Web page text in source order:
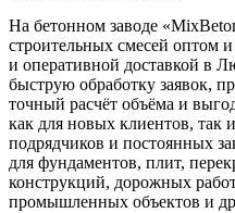
На бетонном заводе
строительных смесей оптом
и оперативной доставкой в
быструю обработку заявок,
точный расчёт объёма и
как для новых клиентов, так
подрядчиков и постоянных
для фундаментов, плит,
конструкций, дорожных
промышленных объектов и